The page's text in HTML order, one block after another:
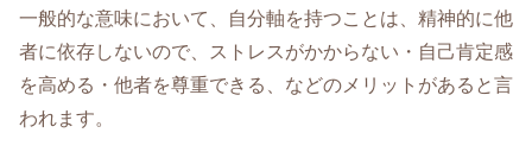
一般的な意味において、自分軸を持つことは、精神的に他
者に依存しないので、ストレスがかからない・自己肯定感
を高める・他者を尊重できる、などのメリットがあると言
われます。